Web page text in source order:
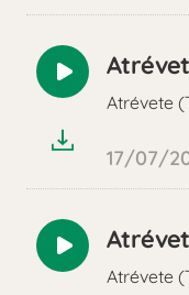
Reproducir
audioAtrévete
17/07/
Reproducir
audioAtrévete